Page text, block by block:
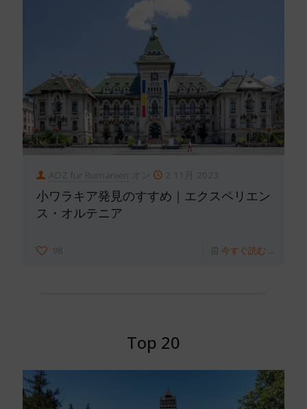
ADZ für Rumänien 2 11月 2023
小ワラキア発見のすすめ｜エクスペリエン
ス・オルテニア
98 今すぐ読む ...
Top 20